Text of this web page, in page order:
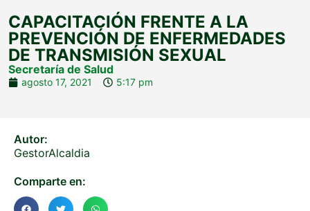
CAPACITACIÓN FRENTE A LA
PREVENCIÓN DE ENFERMEDADES
DE TRANSMISIÓN SEXUAL
Secretaría de Salud
agosto 17, 2021 5:17 pm
Autor:
GestorAlcaldia
Comparte en: